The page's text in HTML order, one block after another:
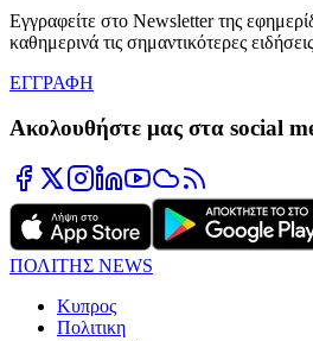
Εγγραφείτε στο Newsletter της
καθημερινά τις σημαντικότερες
ΕΓΓΡΑΦΗ
Ακολουθήστε μας στα social
ΠΟΛΙΤΗΣ NEWS
Κυπρος
Πολιτικη